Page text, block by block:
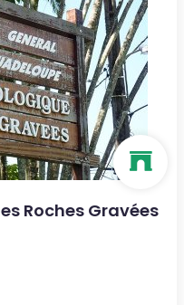
Roches Gravées